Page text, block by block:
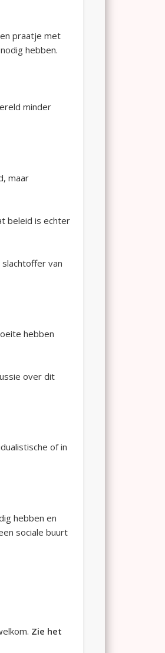
praatje met
hebben.
minder
maar
beleid is echter
van
hebben
over dit
of in
hebben en
sociale buurt
Zie het